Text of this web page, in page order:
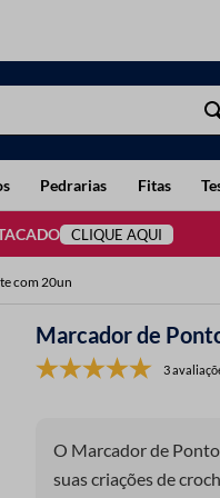
Pedrarias Fitas
CLIQUE AQUI
com 20un
Marcador de
3
O Marcador de
suas criações de crochê e tricô. É indicado para